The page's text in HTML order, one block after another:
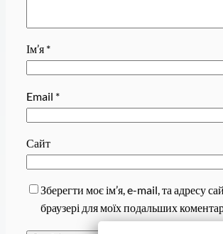
Ім’я *
Email *
Сайт
Зберегти моє ім’я, e-mail, та адресу
браузері для моїх подальших